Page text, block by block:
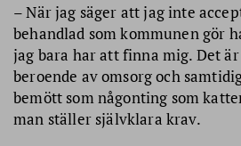
Medlemi SPF Seniorerna
– När jag säger att jag inte
behandlad som kommunen gör
jag bara har att finna mig. Det
beroende av omsorg och
bemött som någonting som
man ställer självklara krav.